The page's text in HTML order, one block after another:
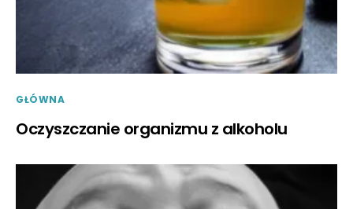
GŁÓWNA
Oczyszczanie organizmu z alkoholu